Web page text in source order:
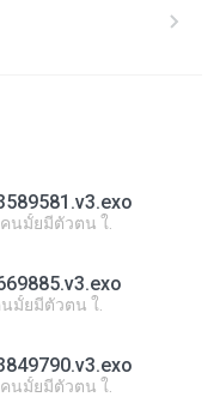
คนมั้ยมีตัวตน ใ.
มั้ยมีตัวตน ใ.
คนมั้ยมีตัวตน ใ.